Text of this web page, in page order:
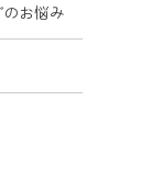
お悩み